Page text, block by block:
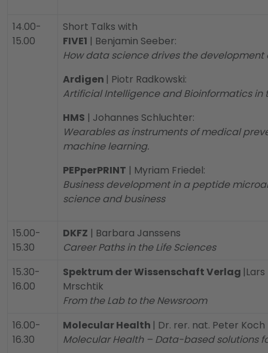
14.00-
15.00
Short Talks with
FIVE1 | Benjamin Seeber:
How data science drives the
Ardigen | Piotr Radkowski:
Artificial Intelligence and Bioinformatics
HMS | Johannes Schluchter:
Wearables as instruments of medical
machine learning.
PEPperPRINT | Myriam Friedel:
Business development in a peptide
science and business
15.00-
15.30
DKFZ | Barbara Janssens
Career Paths in the Life Sciences
15.30-
16.00
Spektrum der Wissenschaft Verlag
Mrschtik
From the Lab to the Newsroom
16.00-
16.30
Molecular Health | Dr. rer. nat. Peter Koch
Molecular Health – Data-based solutions